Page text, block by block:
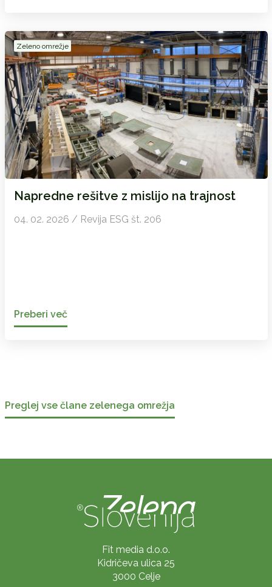
Zeleno omrežje
Napredne rešitve z mislijo na trajnost
04. 02. 2026 / Revija ESG št. 206
Preberi več
Preglej vse člane zelenega omrežja
Fit media d.o.o.
Kidričeva ulica 25
3000 Celje